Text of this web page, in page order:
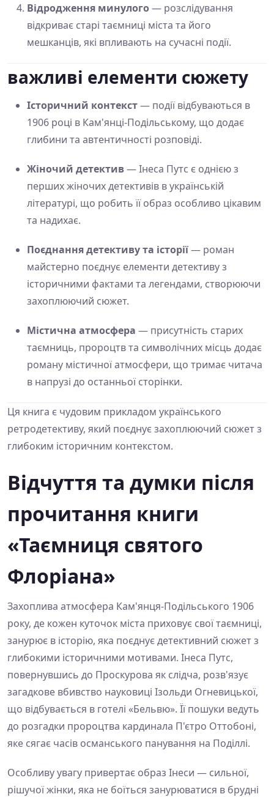
Відродження минулого— розслідування
відкриває старі таємниці міста та його
мешканців, які впливають на сучасні події.
важливі елементи сюжету
Історичний контекст— події відбуваються в
1906 році в Кам'янці-Подільському, що додає
глибини та автентичності розповіді.
Жіночий детектив— Інеса Путс є однією з
перших жіночих детективів в українській
літературі, що робить її образ особливо цікавим
та надихає.
Поєднання детективу та історії— роман
майстерно поєднує елементи детективу з
історичними фактами та легендами, створюючи
захоплюючий сюжет.
Містична атмосфера — присутність старих
таємниць, пророцтв та символічних місць додає
роману містичної атмосфери, що тримає читача
в напрузі до останньої сторінки.
Ця книга є чудовим прикладом українського
ретродетективу, який поєднує захоплюючий сюжет з
глибоким історичним контекстом.
Відчуття та думки після
прочитання книги
«Таємниця святого
Флоріана»
Захоплива атмосфера Кам'янця-Подільського 1906
року, де кожен куточок міста приховує свої таємниці,
занурює в історію, яка поєднує детективний сюжет з
глибокими історичними мотивами. Інеса Путс,
повернувшись до Проскурова як слідча, розв'язує
загадкове вбивство науковиці Ізольди Огневицької,
що відбувається в готелі «Бельвю». Її пошуки ведуть
до розгадки пророцтва кардинала П'єтро Оттобоні,
яке сягає часів османського панування на Поділлі.
Особливу увагу привертає образ Інеси — сильної,
рішучої жінки, яка не боїться занурюватися в брудні